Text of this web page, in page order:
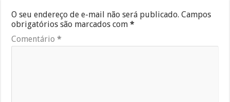
O seu endereço de e-mail não será publicado. Campos
obrigatórios são marcados com*
Comentário*